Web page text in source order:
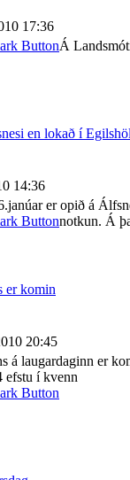
17:36
Á
en lokað í
14:36
er opið á
notkun. Á
er komin
20:45
á laugardaginn er
efstu í kvenn